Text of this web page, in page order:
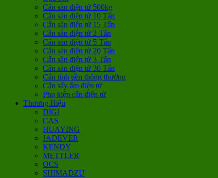
Cân sàn điện tử 500kg
Cân sàn điện tử 10 Tấn
Cân sàn điện tử 15 Tấn
Cân sàn điện tử 2 Tấn
Cân sàn điện tử 5 Tấn
Cân sàn điện tử 20 Tấn
Cân sàn điện tử 3 Tấn
Cân sàn điện tử 30 Tấn
Cân tính tiền thông thường
Cân sấy ẩm điện tử
Phụ kiện cân điện tử
Thương Hiệu
DIGI
CAS
HUAYING
JADEVER
KENDY
METTLER
OCS
SHIMADZU